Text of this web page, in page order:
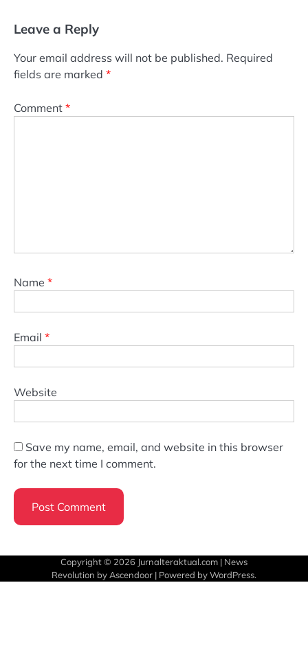
Leave a Reply
Your email address will not be published. Required
fields are marked *
Comment *
Name *
Email *
Website
Save my name, email, and website in this browser
for the next time I comment.
Copyright © 2026 Jurnalteraktual.com | News
Revolution by Ascendoor | Powered byWordPress.